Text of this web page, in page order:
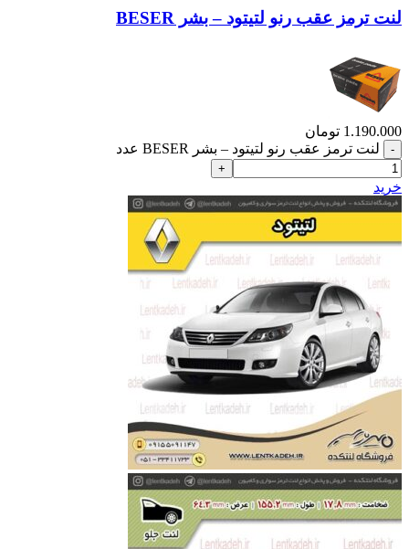
لنت ترمز عقب رنو لتیتود – بشر BESER
1.190.000 تومان
لنت ترمز عقب رنو لتیتود – بشر BESER عدد
خرید